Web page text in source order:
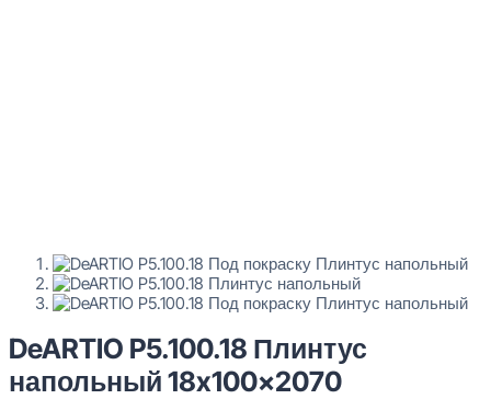
DeARTIO P5.100.18 Плинтус
напольный 18x100x2070